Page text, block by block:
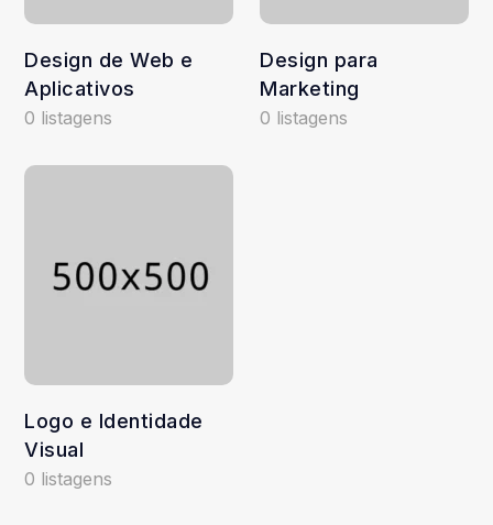
Design de Web e
Aplicativos
0 listagens
Design para
Marketing
0 listagens
Logo e Identidade
Visual
0 listagens